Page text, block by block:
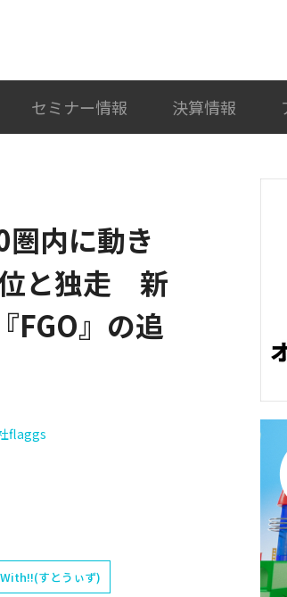
セミナー情報 決算情報
内に動き
と独走 新
FGO』の追
flaggs
すとうぃず)